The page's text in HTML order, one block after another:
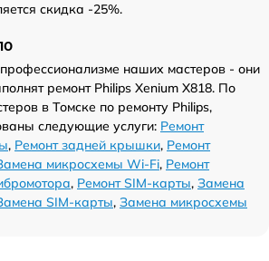
скидка -25%.
наших мастеров - они
ремонт Philips Xenium X818. По
в Томске по ремонту Philips,
следующие услуги: Ремонт
, Ремонт задней крышки, Ремонт
микросхемы Wi-Fi, Ремонт
, Ремонт SIM-карты, Замена
SIM-карты, Замена микросхемы